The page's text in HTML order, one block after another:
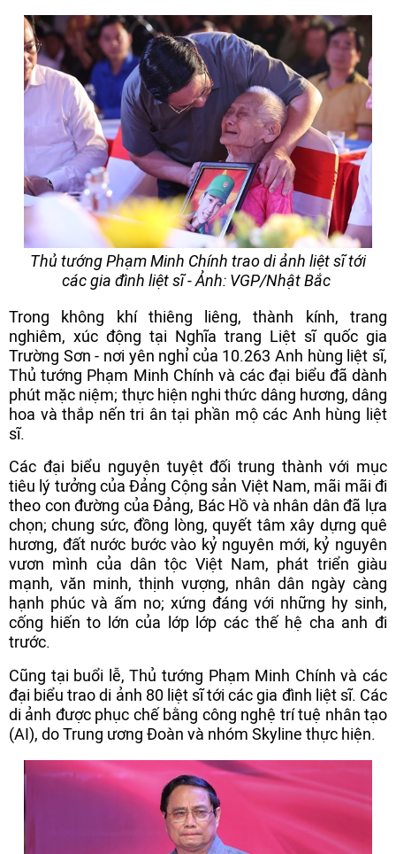
Thủ tướng Phạm Minh Chính trao di ảnh liệt sĩ tới
các gia đình liệt sĩ - Ảnh: VGP/Nhật Bắc
Trong không khí thiêng liêng, thành kính, trang
nghiêm, xúc động tại Nghĩa trang Liệt sĩ quốc gia
Trường Sơn - nơi yên nghỉ của 10.263 Anh hùng liệt sĩ,
Thủ tướng Phạm Minh Chính và các đại biểu đã dành
phút mặc niệm; thực hiện nghi thức dâng hương, dâng
hoa và thắp nến tri ân tại phần mộ các Anh hùng liệt
sĩ.
Các đại biểu nguyện tuyệt đối trung thành với mục
tiêu lý tưởng của Đảng Cộng sản Việt Nam, mãi mãi đi
theo con đường của Đảng, Bác Hồ và nhân dân đã lựa
chọn; chung sức, đồng lòng, quyết tâm xây dựng quê
hương, đất nước bước vào kỷ nguyên mới, kỷ nguyên
vươn mình của dân tộc Việt Nam, phát triển giàu
mạnh, văn minh, thịnh vượng, nhân dân ngày càng
hạnh phúc và ấm no; xứng đáng với những hy sinh,
cống hiến to lớn của lớp lớp các thế hệ cha anh đi
trước.
Cũng tại buổi lễ, Thủ tướng Phạm Minh Chính và các
đại biểu trao di ảnh 80 liệt sĩ tới các gia đình liệt sĩ. Các
di ảnh được phục chế bằng công nghệ trí tuệ nhân tạo
(AI), do Trung ương Đoàn và nhóm Skyline thực hiện.